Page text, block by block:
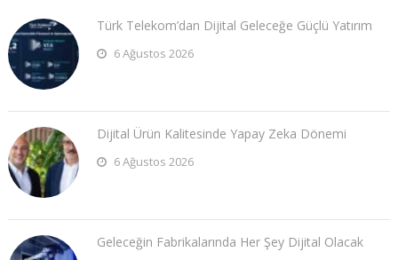
Türk Telekom’dan Dijital Geleceğe Güçlü Yatırım
6 Ağustos 2026
Dijital Ürün Kalitesinde Yapay Zeka Dönemi
6 Ağustos 2026
Geleceğin Fabrikalarında Her Şey Dijital Olacak